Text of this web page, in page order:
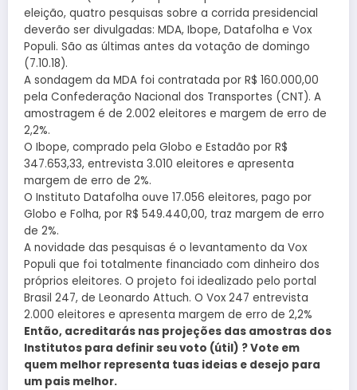
eleição, quatro pesquisas sobre a corrida presidencial
deverão ser divulgadas: MDA, Ibope, Datafolha e Vox
Populi. São as últimas antes da votação de domingo
(7.10.18).
A sondagem da MDA foi contratada por R$ 160.000,00
pela Confederação Nacional dos Transportes (CNT). A
amostragem é de 2.002 eleitores e margem de erro de
2,2%.
O Ibope, comprado pela Globo e Estadão por R$
347.653,33, entrevista 3.010 eleitores e apresenta
margem de erro de 2%.
O Instituto Datafolha ouve 17.056 eleitores, pago por
Globo e Folha, por R$ 549.440,00, traz margem de erro
de 2%.
A novidade das pesquisas é o levantamento da Vox
Populi que foi totalmente financiado com dinheiro dos
próprios eleitores. O projeto foi idealizado pelo portal
Brasil 247, de Leonardo Attuch. O Vox 247 entrevista
2.000 eleitores e apresenta margem de erro de 2,2%
Então, acreditarás nas projeções das amostras dos
Institutos para definir seu voto (útil) ? Vote em
quem melhor representa tuas ideias e desejo para
um pais melhor.